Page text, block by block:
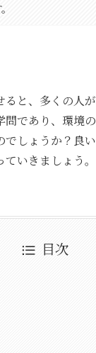
と、多くの人
であり、環境
しょうか？良
いきましょう。
目次